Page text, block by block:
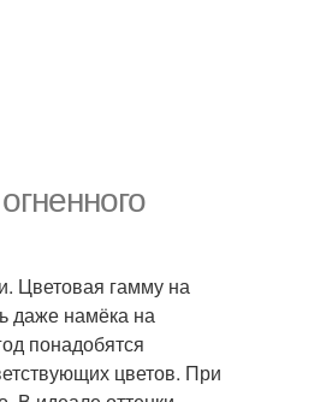
Цветовая гамму на
даже намёка на
понадобятся
цветов. При